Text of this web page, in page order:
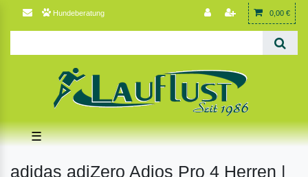
Hundeberatung 0,00 €
☰
adidas adiZero Adios Pro 4 Herren |